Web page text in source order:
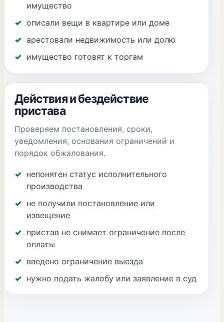
имущество
описали вещи в квартире или доме
арестовали недвижимость или долю
имущество готовят к торгам
Действия и бездействие
пристава
Проверяем постановления, сроки,
уведомления, основания ограничений и
порядок обжалования.
непонятен статус исполнительного
производства
не получили постановление или
извещение
пристав не снимает ограничение после
оплаты
введено ограничение выезда
нужно подать жалобу или заявление в суд